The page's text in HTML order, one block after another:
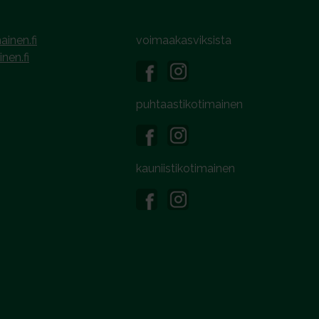
voimaakasviksista
puhtaastikotimainen
kauniistikotimainen